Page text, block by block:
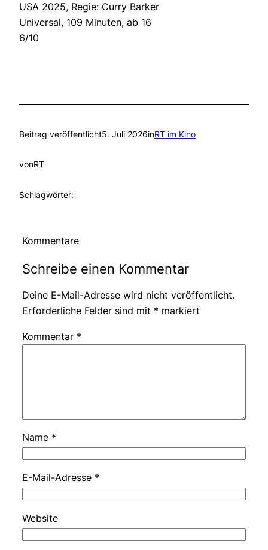
USA 2025, Regie: Curry Barker
Universal, 109 Minuten, ab 16
6/10
Beitrag veröffentlicht5. Juli 2026inRT im Kino
vonRT
Schlagwörter:
Kommentare
Schreibe einen Kommentar
Deine E-Mail-Adresse wird nicht veröffentlicht.
Erforderliche Felder sind mit * markiert
Kommentar *
Name *
E-Mail-Adresse *
Website